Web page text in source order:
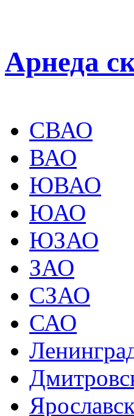
Арнеда
СВАО
ВАО
ЮВАО
ЮАО
ЮЗАО
ЗАО
СЗАО
САО